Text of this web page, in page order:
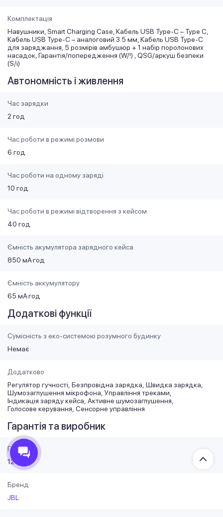
Комплектація
Навушники, Smart Charging Case, Кабель USB Type-C – Type C,
Кабель USB Type-C – аналоговий 3.5 мм, Кабель USB Type-C
для заряджання, 5 розмірів амбушюр + 1 набір поролонових
насадок, Гарантія/попередження (W/!) , QSG/аркуш безпеки
(S/i)
Автономність і живлення
Час зарядки
2 год
Час роботи в режимі розмови
6 год
Час роботи на одному заряді
10 год
Час роботи в режимі відтворення з кейсом
40 год
Ємність акумулятора зарядного кейса
850 мА·год
Ємність аккумулятору
65 мА·год
Додаткові функції
Сумісність з еко-системою розумного будинку
Немає
Додатково
Регулятор гучності Безпровідна зарядка Швидка зарядка
Шумозаглушення мікрофона Управління треками
Індикація заряду кейса Активне шумозаглушення
Голосове керування Сенсорне управління
Гарантія та виробник
Гарантія
12 міс
Бренд
JBL